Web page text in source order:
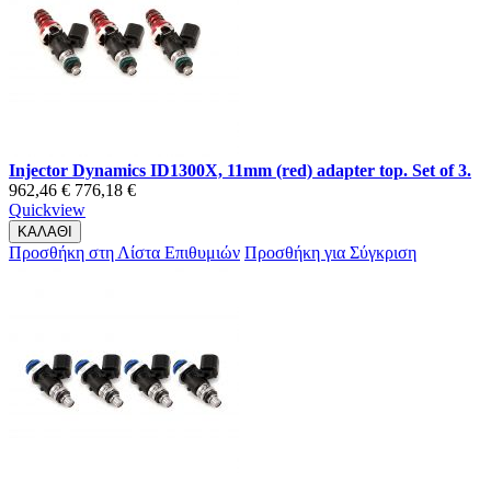
Injector Dynamics ID1300X, 11mm (red) adapter top. Set of 3.
962,46 € 776,18 €
Quickview
ΚΑΛΑΘΙ
Προσθήκη στη Λίστα Επιθυμιών Προσθήκη για Σύγκριση